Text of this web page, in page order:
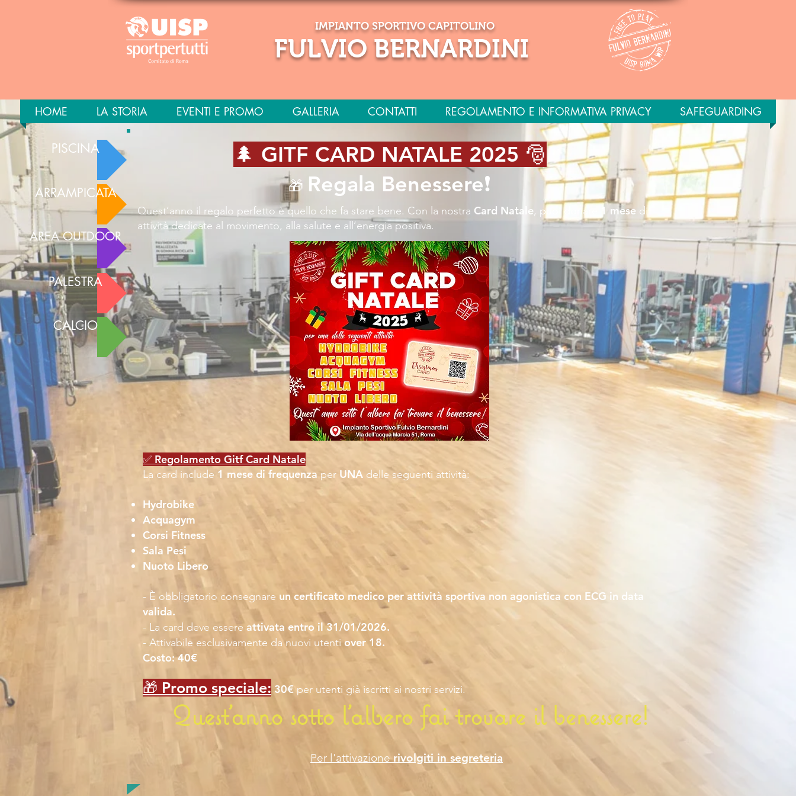
IMPIANTO SPORTIVO CAPITOLINO
FULVIO BERNARDINI
HOME LA STORIA EVENTI E PROMO GALLERIA CONTATTI REGOLAMENTO E INFORMATIVA PRIVACY SAFEGUARDING
PISCINA
ARRAMPICATA
AREA OUTDOOR
PALESTRA
CALCIO
🌲 GITF CARD NATALE 2025 🎅
🎁 Regala Benessere❗️
Quest’anno il regalo perfetto è quello che fa stare bene. Con la nostra Card Natale, puoi donare 1 mese di
attività dedicate al movimento, alla salute e all’energia positiva.​​​
✅ Regolamento Gitf Card Natale
La card include 1 mese di frequenza per UNA delle seguenti attività:
Hydrobike
Acquagym
Corsi Fitness
Sala Pesi
Nuoto Libero
- È obbligatorio consegnare un certificato medico per attività sportiva non agonistica con ECG in data
valida.
- La card deve essere attivata entro il 31/01/2026.
- Attivabile esclusivamente da nuovi utenti over 18.
Costo: 40€
🎁 Promo speciale: 30€ per utenti già iscritti ai nostri servizi.
Quest’anno sotto l’albero fai trovare il benessere!
Per l'attivazionerivolgiti in segreteria